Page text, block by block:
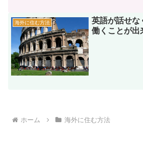
海外に住む方法
英語が話せな
働くことが出
ホーム 海外に住む方法